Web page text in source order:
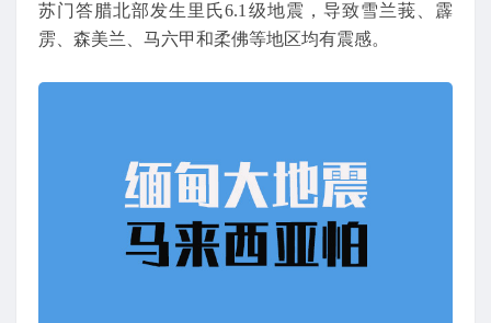
苏门答腊北部发生里氏6.1级地震，导致雪兰莪、霹
雳、森美兰、马六甲和柔佛等地区均有震感。